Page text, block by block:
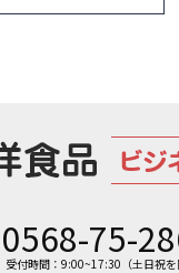
0568-75-
受付時間：9:00~17:30（土日祝を